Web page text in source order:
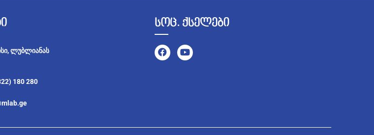
ლუბლიანას
180 280
სოც. ქსელები